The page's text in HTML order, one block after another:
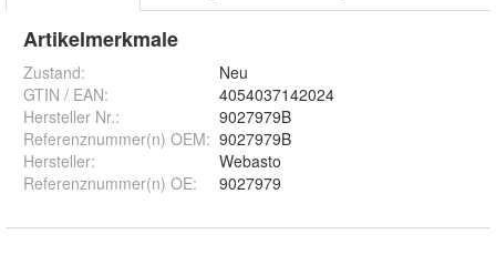
Artikelmerkmale
Zustand:
Neu
GTIN / EAN:
4054037142024
Hersteller Nr.:
9027979B
Referenznummer(n) OEM: 9027979B
Hersteller:
Webasto
Referenznummer(n) OE: 9027979